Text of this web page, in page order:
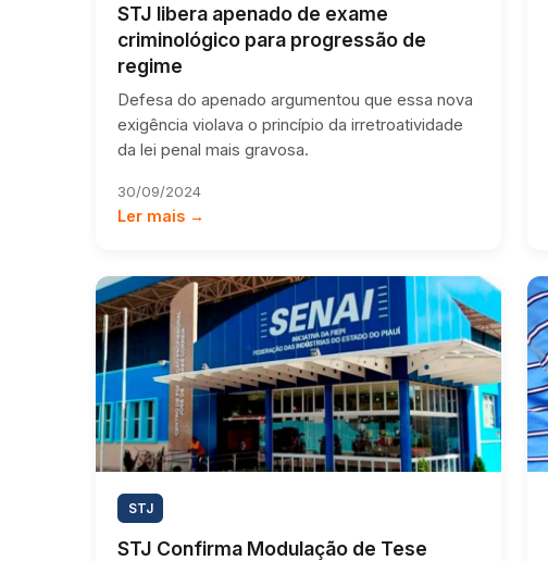
STJ libera apenado de exame
criminológico para progressão de
regime
Defesa do apenado argumentou que essa nova
exigência violava o princípio da irretroatividade
da lei penal mais gravosa.
30/09/2024
Ler mais →
STJ
STJ Confirma Modulação de Tese